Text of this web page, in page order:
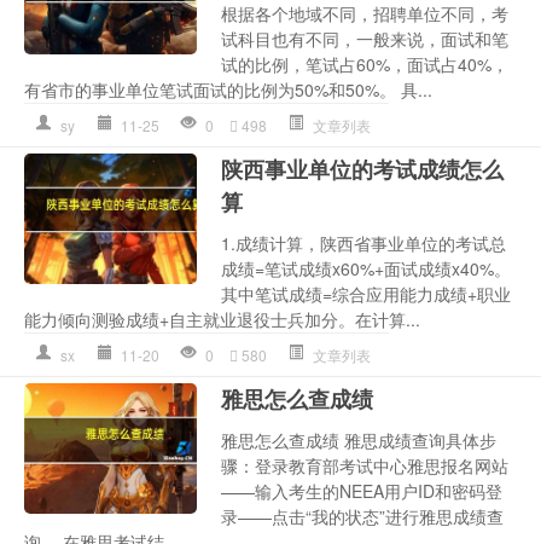
根据各个地域不同，招聘单位不同，考
试科目也有不同，一般来说，面试和笔
试的比例，笔试占60%，面试占40%，
有省市的事业单位笔试面试的比例为50%和50%。 具...
sy 11-25 0 498 文章列表
陕西事业单位的考试成绩怎么
算
1.成绩计算，陕西省事业单位的考试总
成绩=笔试成绩x60%+面试成绩x40%。
其中笔试成绩=综合应用能力成绩+职业
能力倾向测验成绩+自主就业退役士兵加分。在计算...
sx 11-20 0 580 文章列表
雅思怎么查成绩
雅思怎么查成绩 雅思成绩查询具体步
骤：登录教育部考试中心雅思报名网站
——输入考生的NEEA用户ID和密码登
录——点击“我的状态”进行雅思成绩查